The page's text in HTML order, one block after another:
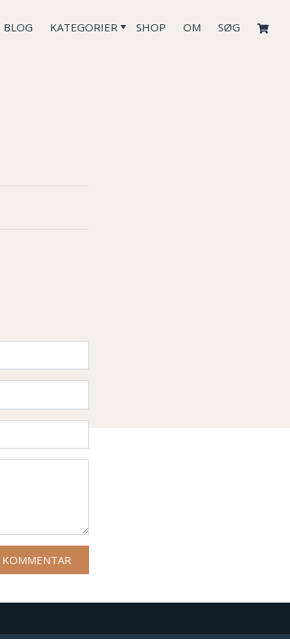
BLOG KATEGORIER SHOP OM SØG